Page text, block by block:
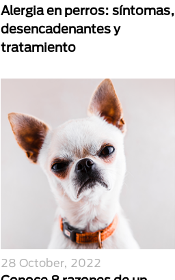
Alergia en perros: síntomas,
desencadenantes y
tratamiento
28 October, 2022